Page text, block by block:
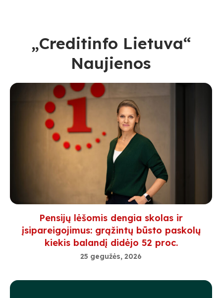
„Creditinfo Lietuva“
Naujienos
Pensijų lėšomis dengia skolas ir
įsipareigojimus: grąžintų būsto paskolų
kiekis balandį didėjo 52 proc.
25 gegužės, 2026